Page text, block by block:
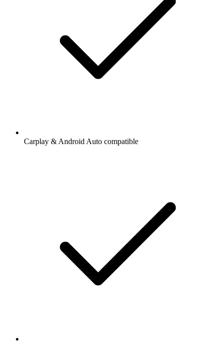
Carplay & Android Auto compatible